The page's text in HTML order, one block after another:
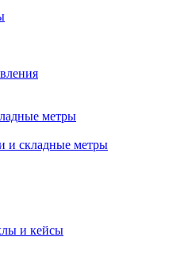
метры
и складные метры
и кейсы